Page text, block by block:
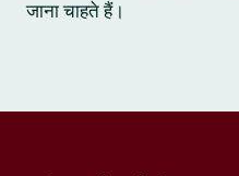
जाना चाहते हैं।